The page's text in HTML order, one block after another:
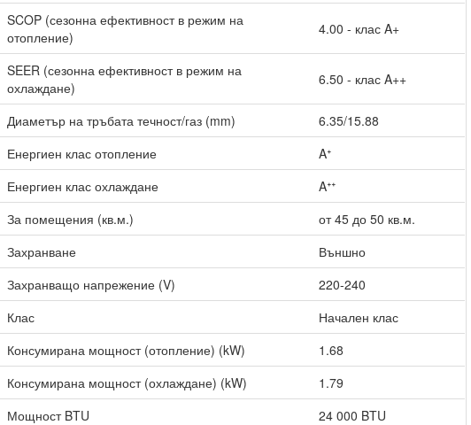
SCOP (сезонна ефективност в режим на
отопление)
4.00 - клас A+
SEER (сезонна ефективност в режим на
охлаждане)
6.50 - клас A++
Диаметър на тръбата течност/газ (mm)
6.35/15.88
Енергиен клас отопление
Aᐩ
Енергиен клас охлаждане
Aᐩᐩ
За помещения (кв.м.)
от 45 до 50 кв.м.
Захранване
Външно
Захранващо напрежение (V)
220-240
Клас
Начален клас
Консумирана мощност (отопление) (kW)
1.68
Консумирана мощност (охлаждане) (kW)
1.79
Мощност BTU
24 000 BTU